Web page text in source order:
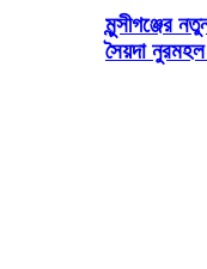
মুন্সীগঞ্জের
সৈয়দা